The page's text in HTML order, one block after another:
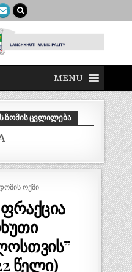
MENU
ᲖᲝᲛᲘᲡ ᲪᲕᲚᲘᲚᲔᲑᲐ
Reset
size.
ᲝᲥᲛᲘ
წელი)